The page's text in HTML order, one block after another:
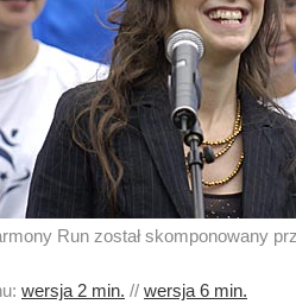
Run został skomponowany
wersja 2 min. // wersja 6 min.